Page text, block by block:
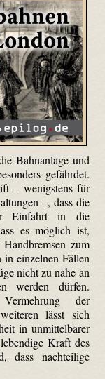
Bahnanlage und
gefährdet.
– wenigstens für
–, dass die
Einfahrt in die
es möglich ist,
zum
einzelnen Fällen
nicht zu nahe an
werden dürfen.
der
lässt sich
in unmittelbarer
Kraft des
dass nachteilige